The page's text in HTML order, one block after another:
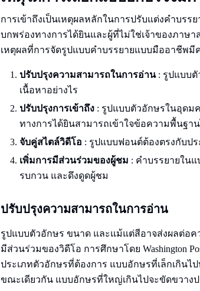
การเข้าถึงเป็นเหตุผลหลักในการปรับแต่งคําบร
บกพร่องทางการได้ยินและผู้ที่ไม่ใช่เจ้าของภาษ
เหตุผลที่การจัดรูปแบบคําบรรยายแบบมืออาชีพ
ปรับปรุงความสามารถในการอ่าน: รูปแบบตั
เนื้อหาอย่างไร
ปรับปรุงการเข้าถึง : รูปแบบตัวอักษรในอุดม
ทางการได้ยินสามารถเข้าใจข้อความพื้นฐา
จับคู่สไตล์วิดีโอ : รูปแบบฟอนต์ต้องตรงกับป
เพิ่มการมีส่วนร่วมของผู้ชม : คําบรรยายใน
รบกวน และดึงดูดผู้ชม
ปรับปรุงความสามารถในการอ่าน
รูปแบบตัวอักษร ขนาด และแม้แต่สีอาจส่งผลต่อ
มีส่วนร่วมของวิดีโอ การศึกษาโดย Washington
ประเภทตัวอักษรที่ต้องการ แบบอักษรที่เล็กเกิน
ขณะเดียวกัน แบบอักษรที่ใหญ่เกินไปจะขัดขวาง